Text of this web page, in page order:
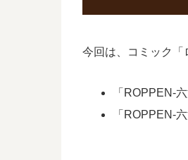
今回は、コミック「
「ROPPEN-
「ROPPEN-